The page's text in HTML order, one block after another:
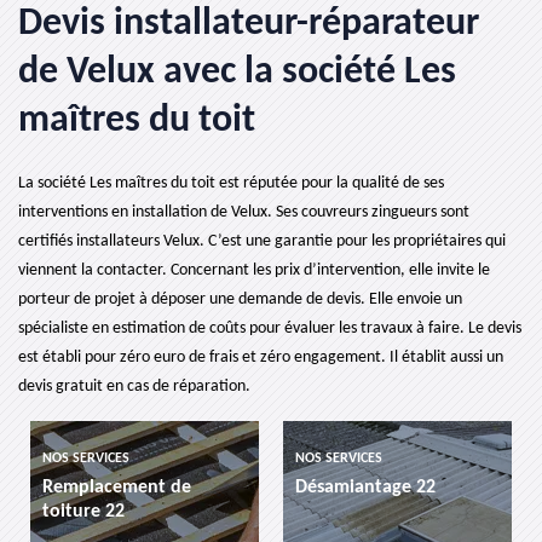
Devis installateur-réparateur
de Velux avec la société Les
maîtres du toit
La société Les maîtres du toit est réputée pour la qualité de ses
interventions en installation de Velux. Ses couvreurs zingueurs sont
certifiés installateurs Velux. C’est une garantie pour les propriétaires qui
viennent la contacter. Concernant les prix d’intervention, elle invite le
porteur de projet à déposer une demande de devis. Elle envoie un
spécialiste en estimation de coûts pour évaluer les travaux à faire. Le devis
est établi pour zéro euro de frais et zéro engagement. Il établit aussi un
devis gratuit en cas de réparation.
NOS SERVICES
Remplacement de
toiture 22
NOS SERVICES
Désamiantage 22